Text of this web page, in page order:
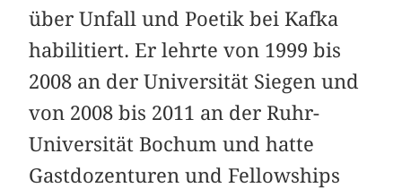
über Unfall und Poetik bei Kafka
habilitiert. Er lehrte von 1999 bis
2008 an der Universität Siegen und
von 2008 bis 2011 an der Ruhr-
Universität Bochum und hatte
Gastdozenturen und Fellowships